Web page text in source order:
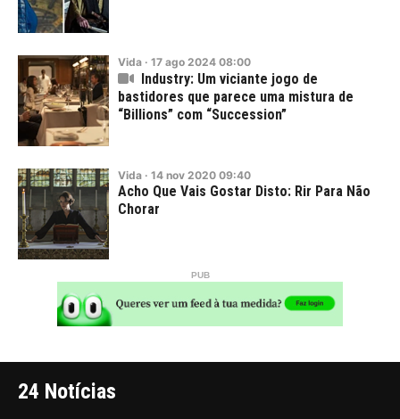
Vida · 17 ago 2024 08:00
Industry: Um viciante jogo de
bastidores que parece uma mistura de
“Billions” com “Succession”
Vida · 14 nov 2020 09:40
Acho Que Vais Gostar Disto: Rir Para Não
Chorar
24 Notícias